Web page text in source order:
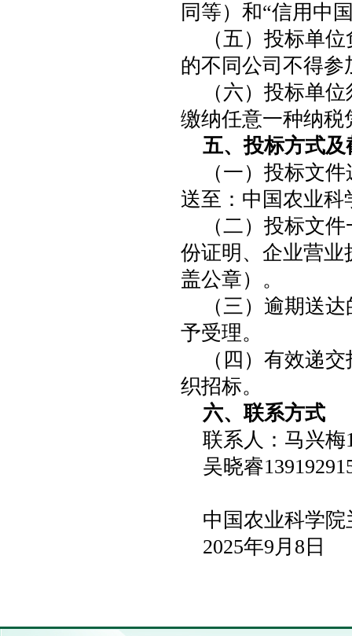
同等）和“信用中
（五）投标单
的不同公司不得参
（六）投标单
缴纳任意一种纳税
五、投标方式及
（一）投标文
送至：中国农业科
（二）投标文
份证明、企业营业
盖公章）。
（三）逾期送
予受理。
（四）有效递
织招标。
六、联系方式
联系人：马兴梅
吴晓睿
中国农业科学
2025年9月8日